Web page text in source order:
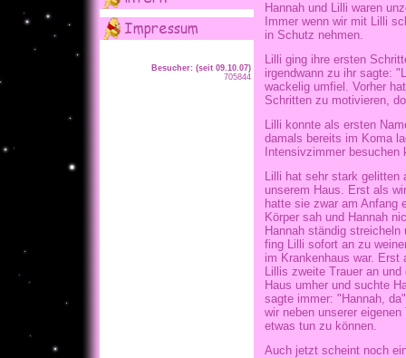
Besucher: (seit 09.10.07)
705844
Hannah und Lilli waren
Immer wenn wir mit Lilli
in Schutz nehmen.
Lilli ging ihre ersten
irgendwann zu ihr sagte:
wackelig umfiel. Vorher
Schritten zu motivieren,
Lilli konnte als ersten
damals bereits im Koma
Intensivzimmer
Lilli hat sehr stark gelitten
unserem Haus. Erst als
hatte sie zwar am Anfang
Körper sah und Hannah
Hannah ständig
fing Lilli sofort an zu
im Krankenhaus war. Erst
Lillis zweite Trauer an
Haus umher und suchte
sagte immer: "Hannah,
wir neben unserer
etwas tun zu können.
Auch jetzt scheint noch